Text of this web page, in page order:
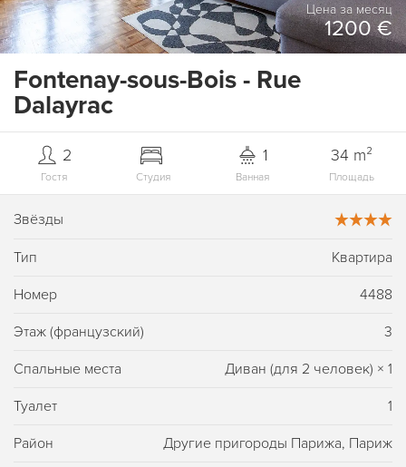
Цена за месяц
1200 €
Fontenay-sous-Bois - Rue
Dalayrac
Гостя
2
Студия Ванная
1
Площадь
34 m²
Звёзды
Тип Квартира
Номер 4488
Этаж (французский) 3
Спальные места Диван (для 2 человек) × 1
Туалет 1
Район Другие пригороды Парижа, Париж